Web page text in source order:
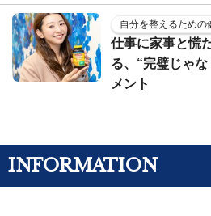
自分を整えるための
仕事に家事と慌
る、“完璧じゃ
メント
INFORMATION